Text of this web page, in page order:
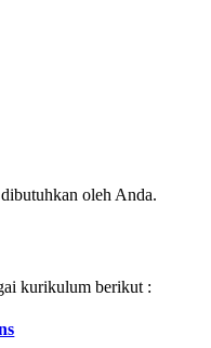
oleh Anda.
kurikulum berikut :